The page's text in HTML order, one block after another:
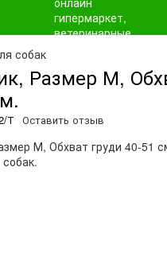
собак
Размер М,
Т Оставить отзыв